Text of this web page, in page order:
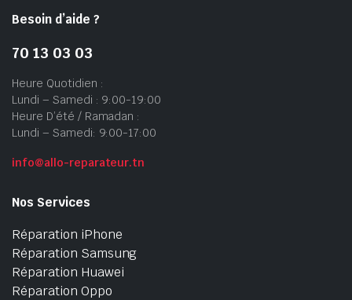
Besoin d’aide ?
70 13 03 03
Heure Quotidien :
Lundi – Samedi : 9:00-19:00
Heure D’été / Ramadan :
Lundi – Samedi: 9:00-17:00
info@allo-reparateur.tn
Nos Services
Réparation iPhone
Réparation Samsung
Réparation Huawei
Réparation Oppo